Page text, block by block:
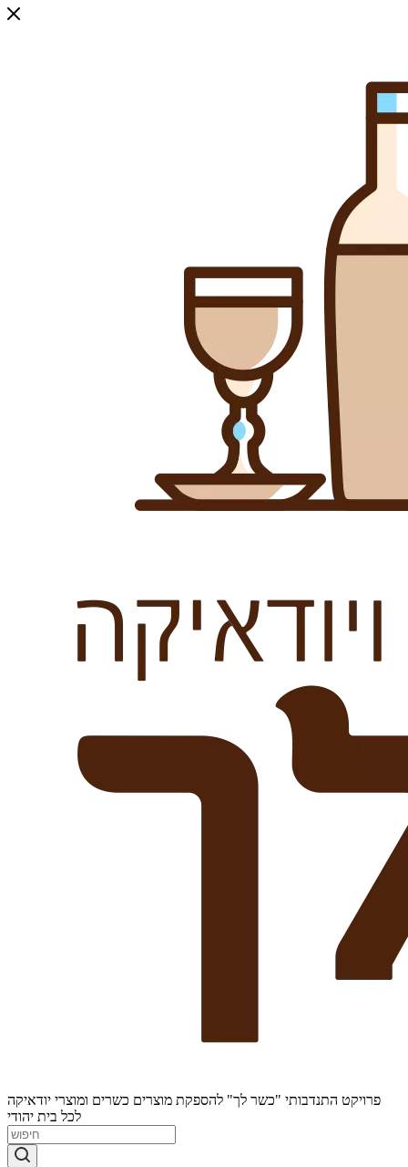
פרויקט התנדבותי "כשר לך" להספקת מוצרים כשרים ומוצרי יודאיקה
לכל בית יהודי